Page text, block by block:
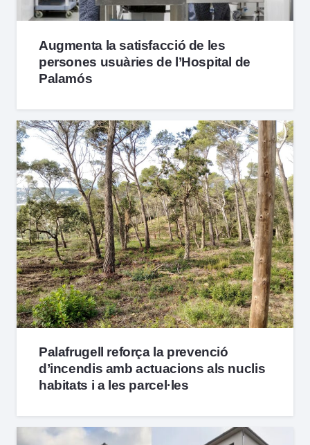
Augmenta la satisfacció de les
persones usuàries de l’Hospital de
Palamós
Palafrugell reforça la prevenció
d’incendis amb actuacions als nuclis
habitats i a les parcel·les